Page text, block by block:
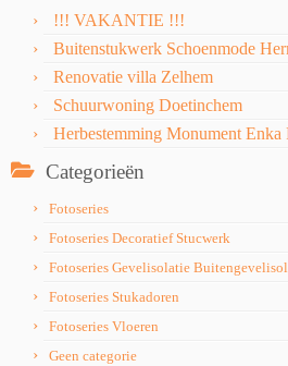
!!! VAKANTIE !!!
Buitenstukwerk Schoenmode
Renovatie villa Zelhem
Schuurwoning Doetinchem
Herbestemming Monument Enka
Categorieën
Fotoseries
Fotoseries Decoratief Stucwerk
Fotoseries Gevelisolatie
Fotoseries Stukadoren
Fotoseries Vloeren
Geen categorie